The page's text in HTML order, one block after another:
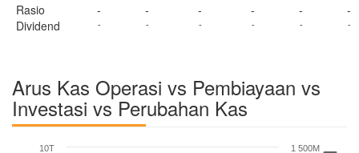
Rasio
Dividend
-
-
-
-
-
-
-
-
-
-
-
-
Arus Kas Operasi vs Pembiayaan vs
Investasi vs Perubahan Kas
10T 1 500M